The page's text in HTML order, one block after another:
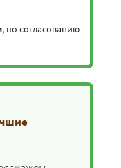
, по согласованию